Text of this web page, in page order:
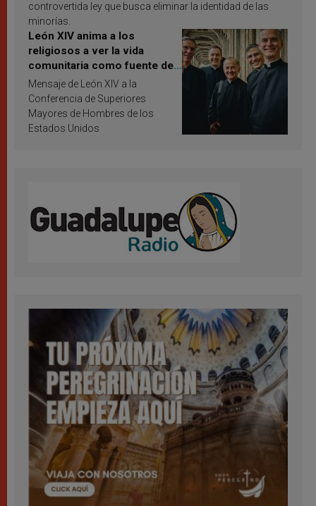
controvertida ley que busca eliminar la identidad de las
minorías.
León XIV anima a los
religiosos a ver la vida
comunitaria como fuente de
inspiración y santificación
Mensaje de León XIV a la
Conferencia de Superiores
Mayores de Hombres de los
Estados Unidos